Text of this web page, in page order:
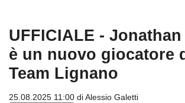
UFFICIALE -
è un nuovo giocatore
Team Lignano
25.08.2025 11:00 diAlessio Galetti